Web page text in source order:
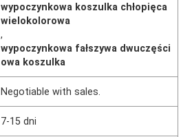
wypoczynkowa koszulka chłopięca
wielokolorowa
,
wypoczynkowa fałszywa dwuczęści
owa koszulka
Negotiable with sales.
7-15 dni